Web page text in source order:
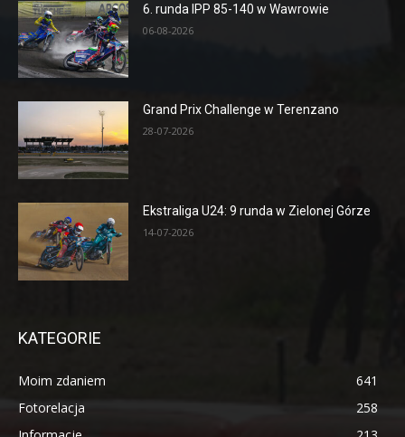
6. runda IPP 85-140 w Wawrowie
06-08-2026
Grand Prix Challenge w Terenzano
28-07-2026
Ekstraliga U24: 9 runda w Zielonej Górze
14-07-2026
KATEGORIE
Moim zdaniem
641
Fotorelacja
258